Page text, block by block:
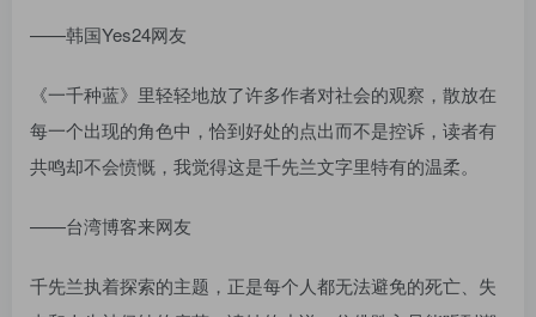
——韩国Yes24网友
《一千种蓝》里轻轻地放了许多作者对社会的观察，散放在
每一个出现的角色中，恰到好处的点出而不是控诉，读者有
共鸣却不会愤慨，我觉得这是千先兰文字里特有的温柔。
——台湾博客来网友
千先兰执着探索的主题，正是每个人都无法避免的死亡、失